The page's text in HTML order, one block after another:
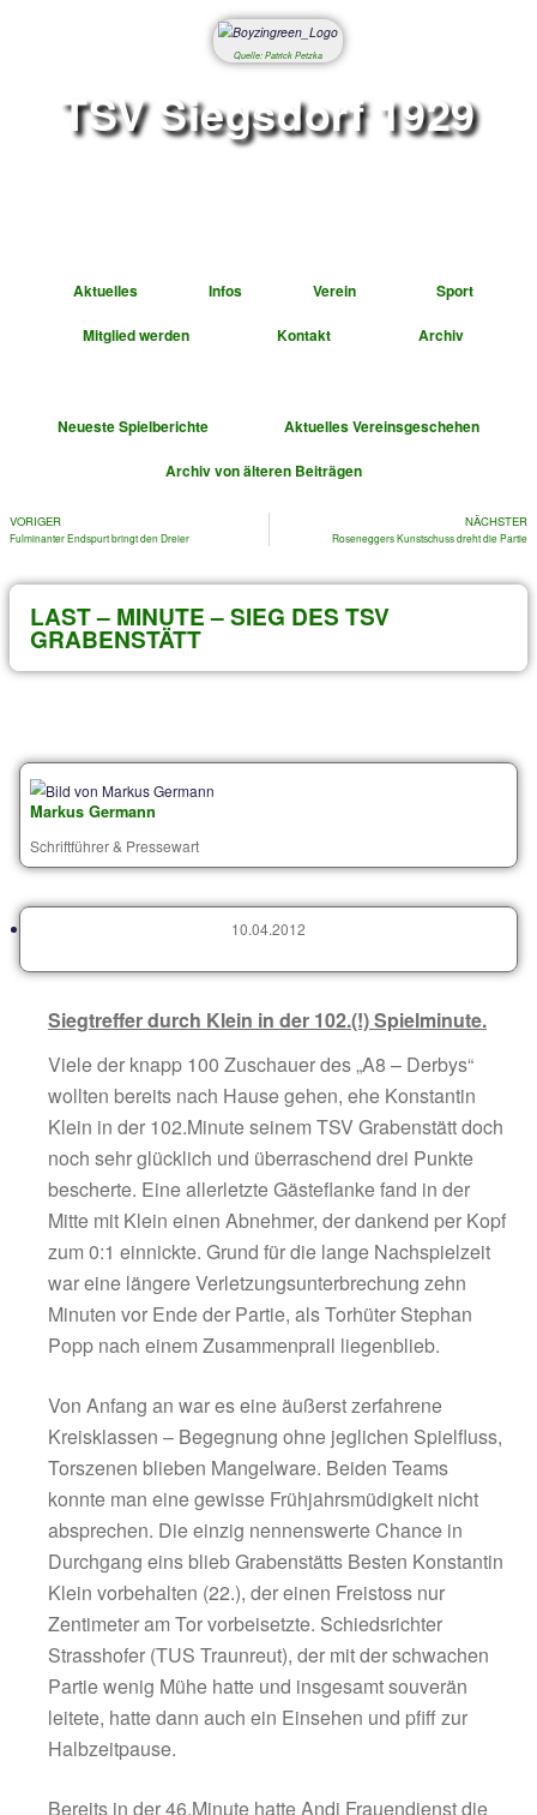
Quelle: Patrick Petzka
TSV Siegsdorf
Mitglied werden Kontakt
Neueste Spielberichte Aktuelles
Archiv von älteren Beiträgen
VORIGER
Fulminanter Endspurt bringt den Dreier Roseneggers
LAST – MINUTE – SIEG DES TSV
GRABENSTÄTT
Markus Germann
Schriftführer & Pressewart
10.04.2012
Siegtreffer durch Klein in der 102.(!)
Viele der knapp 100 Zuschauer des „A8 –
wollten bereits nach Hause gehen, ehe
Klein in der 102.Minute seinem TSV
noch sehr glücklich und überraschend drei
bescherte. Eine allerletzte Gästeflanke fand
Mitte mit Klein einen Abnehmer, der
zum 0:1 einnickte. Grund für die lange
war eine längere Verletzungsunterbrechung
Minuten vor Ende der Partie, als Torhüter
Popp nach einem Zusammenprall
Von Anfang an war es eine äußerst
Kreisklassen – Begegnung ohne jeglichen